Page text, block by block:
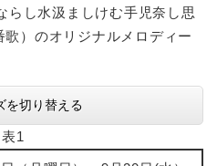
らし水汲ましけむ手児奈し思
）のオリジナルメロディー
を切り替える
表1